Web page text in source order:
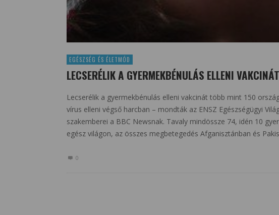
EGÉSZSÉG ÉS ÉLETMÓD
LECSERÉLIK A GYERMEKBÉNULÁS ELLENI VAKCINÁT
Lecserélik a gyermekbénulás elleni vakcinát több mint 150
vírus elleni végső harcban – mondták az ENSZ Egészségügyi
szakemberei a BBC Newsnak. Tavaly mindössze 74, idén 10
egész világon, az összes megbetegedés Afganisztánban és
0